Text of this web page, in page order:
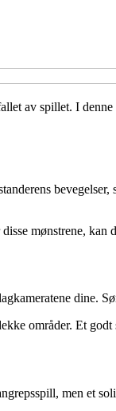
av spillet. I
mønstrene, kan
dine.
områder. Et
men et